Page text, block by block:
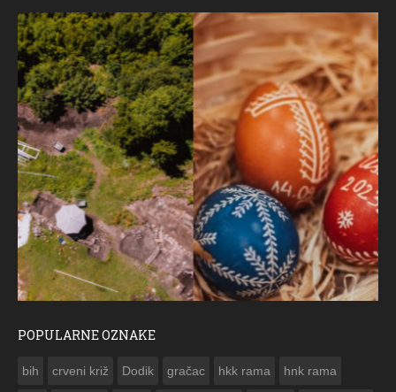
POPULARNE OZNAKE
bih crveni križ Dodik gračac hkk rama hnk rama